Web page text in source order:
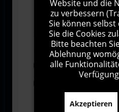
Abonnieren
Geschäftsbedingungen zu.
Website und die
zu verbessern
Sie können
Sie die Cookies
Bitte beachten
Ablehnung
alle
Akzeptieren